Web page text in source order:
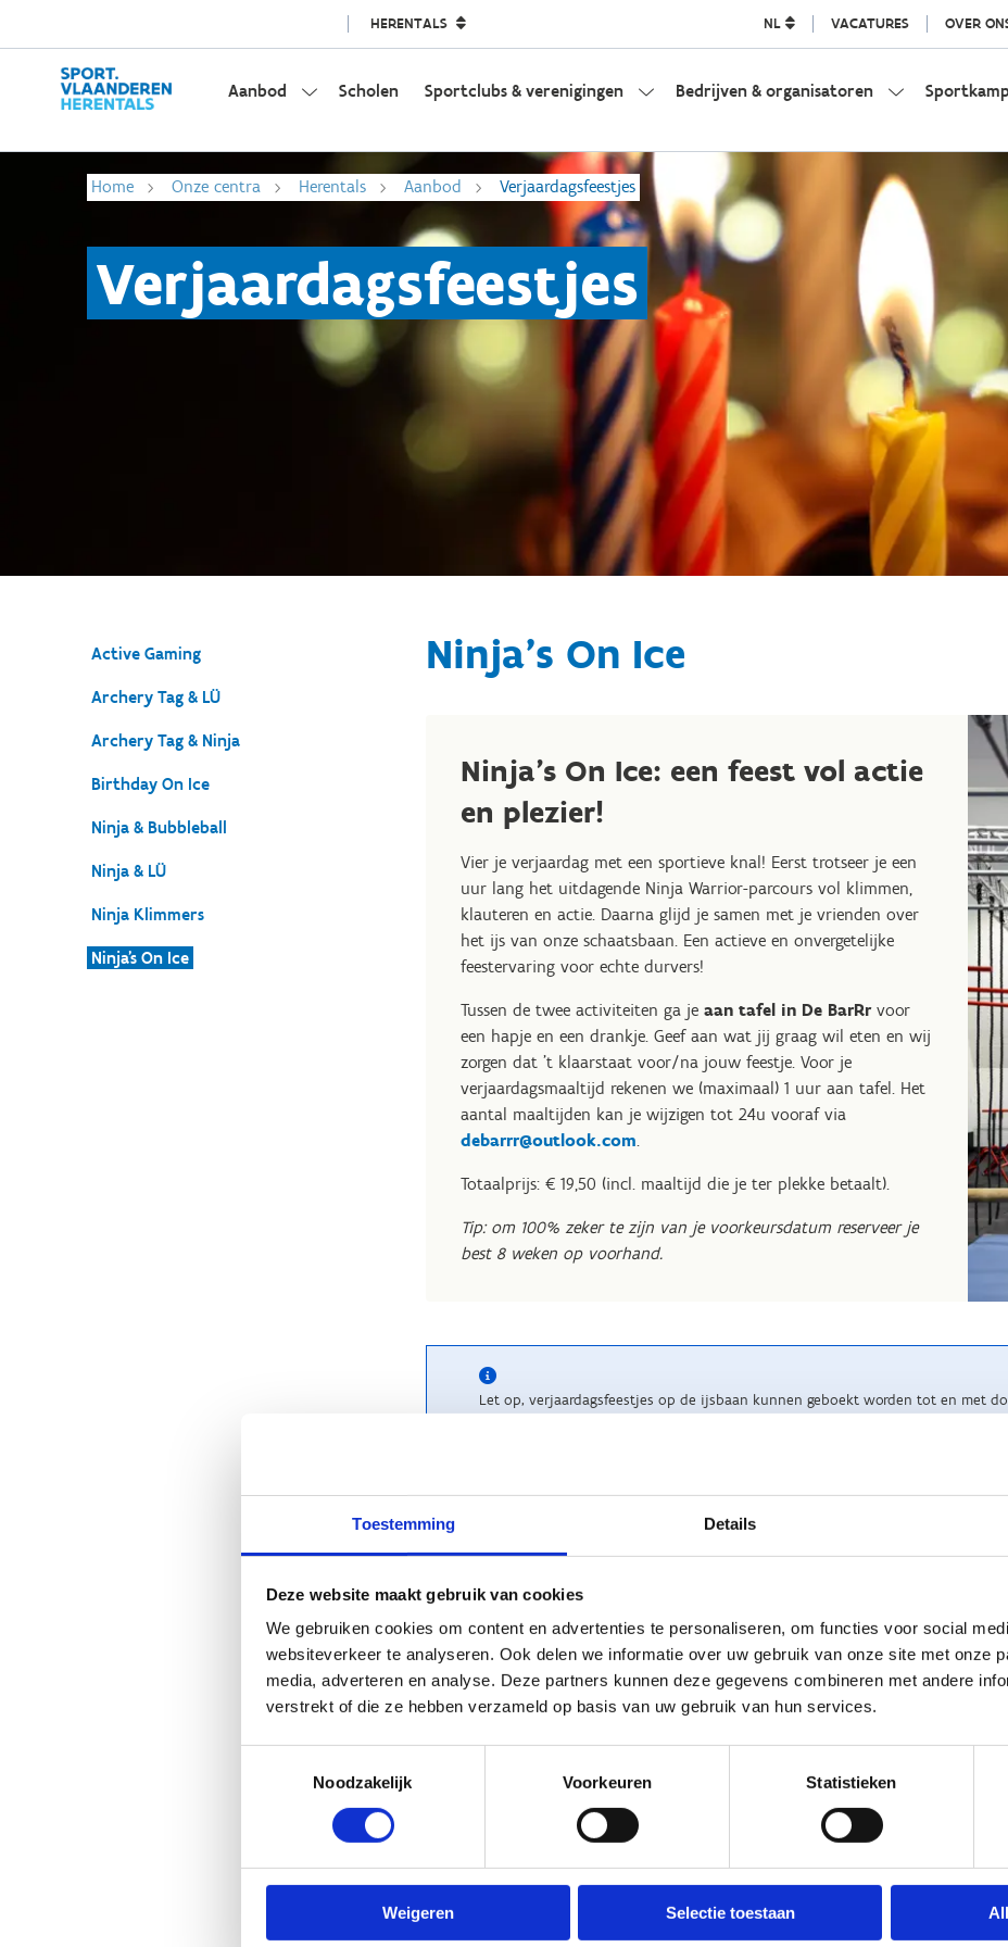
Toestemming Details
Deze website maakt gebruik van cookies
We gebruiken cookies om content en advertenties te personaliseren, om functies voor social
websiteverkeer te analyseren. Ook delen we informatie over uw gebruik van onze site met onze
media, adverteren en analyse. Deze partners kunnen deze gegevens combineren met andere
verstrekt of die ze hebben verzameld op basis van uw gebruik van hun services.
Noodzakelijk
Voorkeuren Statistieken
Weigeren Selectie toestaan
HERENTALS NL VACATURES OVER
Aanbod Scholen Sportclubs & verenigingen Bedrijven & organisatoren
Home Onze centra Herentals Aanbod Verjaardagsfeestjes
Verjaardagsfeestjes
Active Gaming
Archery Tag & LÜ
Archery Tag & Ninja
Birthday On Ice
Ninja & Bubbleball
Ninja & LÜ
Ninja Klimmers
Ninja's On Ice
Ninja's On Ice
Ninja's On Ice: een feest vol actie
en plezier!
Vier je verjaardag met een sportieve knal! Eerst trotseer je een
uur lang het uitdagende Ninja Warrior-parcours vol klimmen,
klauteren en actie. Daarna glijd je samen met je vrienden over
het ijs van onze schaatsbaan. Een actieve en onvergetelijke
feestervaring voor echte durvers!
Tussen de twee activiteiten ga je aan tafel in De BarRrvoor
een hapje en een drankje. Geef aan wat jij graag wil eten en wij
zorgen dat 't klaarstaat voor/na jouw feestje. Voor je
verjaardagsmaaltijd rekenen we (maximaal) 1 uur aan tafel. Het
aantal maaltijden kan je wijzigen tot 24u vooraf via
debarrr@outlook.com.
Totaalprijs: € 19,50 (incl. maaltijd die je ter plekke betaalt).
Tip: om 100% zeker te zijn van je voorkeursdatum reserveer je
best 8 weken op voorhand.
Let op, verjaardagsfeestjes op de ijsbaan kunnen geboekt worden tot en met
Reserveer je Ninja's On Ice-verjaardagsfeestje
Practicals
feestje
Het Ninja's On Ice-
Woensdag
Zaterdag
Zaterdag